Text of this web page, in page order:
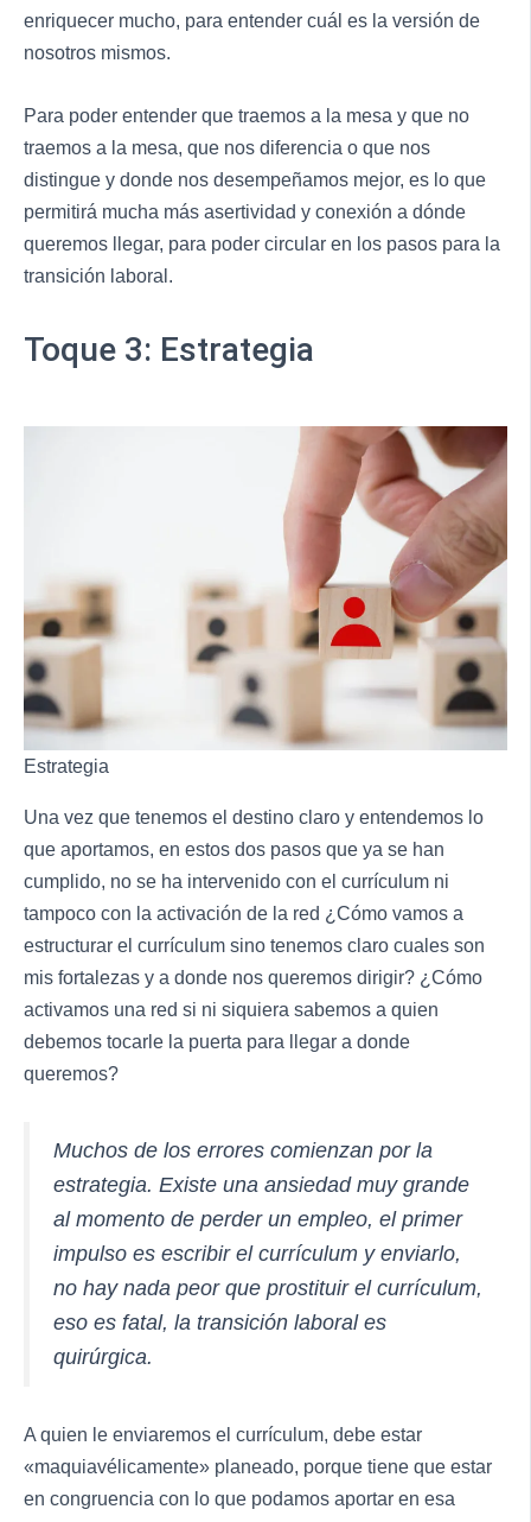
enriquecer mucho, para entender cuál es la versión de
nosotros mismos.
Para poder entender que traemos a la mesa y que no
traemos a la mesa, que nos diferencia o que nos
distingue y donde nos desempeñamos mejor, es lo que
permitirá mucha más asertividad y conexión a dónde
queremos llegar, para poder circular en los pasos para la
transición laboral.
Toque 3: Estrategia
Estrategia
Una vez que tenemos el destino claro y entendemos lo
que aportamos, en estos dos pasos que ya se han
cumplido, no se ha intervenido con el currículum ni
tampoco con la activación de la red ¿Cómo vamos a
estructurar el currículum sino tenemos claro cuales son
mis fortalezas y a donde nos queremos dirigir? ¿Cómo
activamos una red si ni siquiera sabemos a quien
debemos tocarle la puerta para llegar a donde
queremos?
Muchos de los errores comienzan por la
estrategia. Existe una ansiedad muy grande
al momento de perder un empleo, el primer
impulso es escribir el currículum y enviarlo,
no hay nada peor que prostituir el currículum,
eso es fatal, la transición laboral es
quirúrgica.
A quien le enviaremos el currículum, debe estar
«maquiavélicamente» planeado, porque tiene que estar
en congruencia con lo que podamos aportar en esa